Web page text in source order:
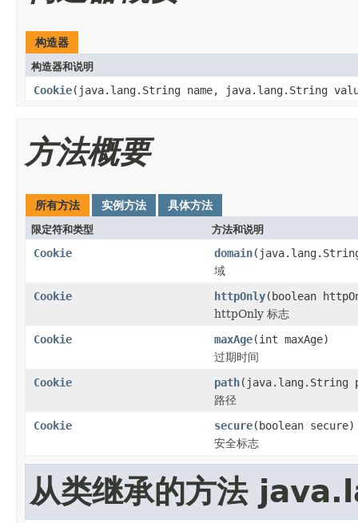
构造器
构造器和说明
Cookie(java.lang.String name, java.lang.String
方法概要
所有方法 实例方法 具体方法
限定符和类型 方法和说明
Cookie domain
域
Cookie
httpOnly(boolean
httpOnly 标志
Cookie
maxAge(int maxAge)
过期时间
Cookie
path(java.lang.String
路径
Cookie
secure(boolean secure)
安全标志
从类继承的方法